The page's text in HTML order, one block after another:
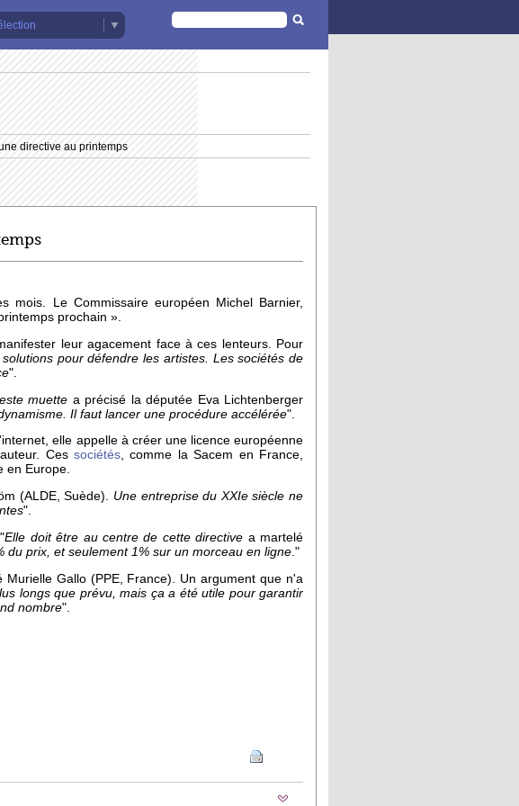
FORMULAIRE
DE
RECHERCHE
directive au printemps
mois. Le Commissaire européen Michel Barnier,
prochain ».
leur agacement face à ces lenteurs. Pour
pour défendre les artistes. Les sociétés de
".
muette a précisé la députée Eva Lichtenberger
Il faut lancer une procédure accélérée".
elle appelle à créer une licence européenne
Ces sociétés, comme la Sacem en France,
en Europe.
(ALDE, Suède). Une entreprise du XXIe siècle ne
".
Elle doit être au centre de cette directive a martelé
prix, et seulement 1% sur un morceau en ligne ."
Murielle Gallo (PPE, France). Un argument que n'a
longs que prévu, mais ça a été utile pour garantir
nombre".